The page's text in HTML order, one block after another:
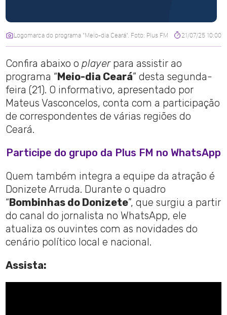
Logomarca do programa "Meio-dia Ceará". Foto: Plus FM 21/07/25 10:00
Confira abaixo oplayer para assistir ao
programa “ Meio-dia Ceará” desta segunda-
feira (21). O informativo, apresentado por
Mateus Vasconcelos, conta com a participação
de correspondentes de várias regiões do
Ceará.
Participe do grupo da Plus FM no WhatsApp
Quem também integra a equipe da atração é
Donizete Arruda. Durante o quadro
“ Bombinhas do Donizete”, que surgiu a partir
do canal do jornalista no WhatsApp, ele
atualiza os ouvintes com as novidades do
cenário político local e nacional.
Assista: